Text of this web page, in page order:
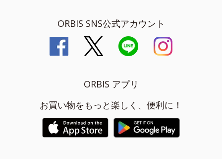
ORBIS SNS公式アカウント
ORBIS アプリ
お買い物をもっと楽しく、便利に！